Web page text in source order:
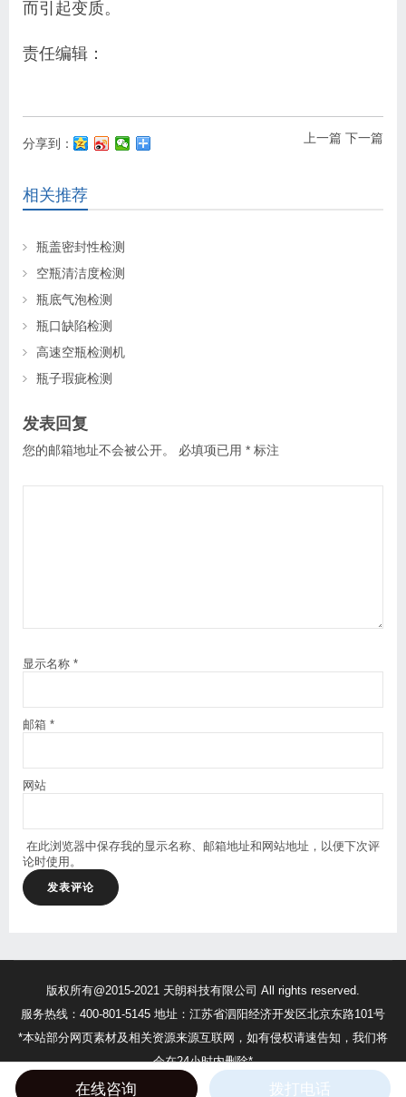
而引起变质。
责任编辑：
上一篇 下一篇
分享到：
相关推荐
瓶盖密封性检测
空瓶清洁度检测
瓶底气泡检测
瓶口缺陷检测
高速空瓶检测机
瓶子瑕疵检测
发表回复
您的邮箱地址不会被公开。 必填项已用 * 标注
显示名称 *
邮箱 *
网站
在此浏览器中保存我的显示名称、邮箱地址和网站地址，以便下次评
论时使用。
版权所有@2015-2021 天朗科技有限公司 All rights reserved.
服务热线：400-801-5145 地址：江苏省泗阳经济开发区北京东路101号
*本站部分网页素材及相关资源来源互联网，如有侵权请速告知，我们将
会在24小时内删除*
苏ICP备17056552号
苏公网安备32132302010375号
在线咨询 拨打电话